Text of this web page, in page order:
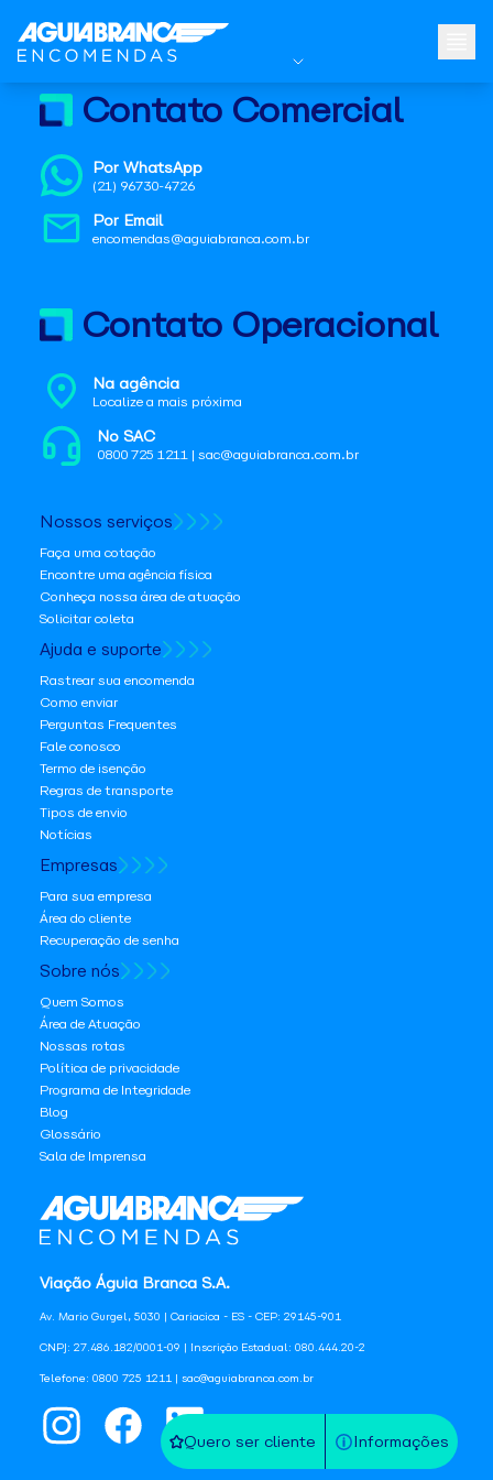
Quero ser cliente Informações
Viação Águia Branca S.A.
Av. Mario Gurgel, 5030 | Cariacica - ES - CEP: 29145-901
CNPJ: 27.486.182/0001-09 | Inscrição Estadual: 080.444.20-2
Telefone: 0800 725 1211 | sac@aguiabranca.com.br
Contato Comercial
Por WhatsApp
(21) 96730-4726
Por Email
encomendas@aguiabranca.com.br
Contato Operacional
Na agência
Localize a mais próxima
No SAC
0800 725 1211 | sac@aguiabranca.com.br
Nossos serviços
Faça uma cotação
Encontre uma agência física
Conheça nossa área de atuação
Solicitar coleta
Ajuda e suporte
Rastrear sua encomenda
Como enviar
Perguntas Frequentes
Fale conosco
Termo de isenção
Regras de transporte
Tipos de envio
Notícias
Empresas
Para sua empresa
Área do cliente
Recuperação de senha
Sobre nós
Quem Somos
Área de Atuação
Nossas rotas
Política de privacidade
Programa de Integridade
Blog
Glossário
Sala de Imprensa